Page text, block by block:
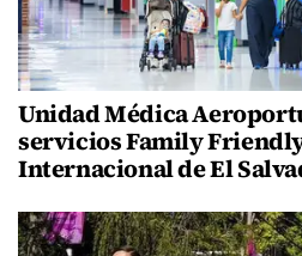
Unidad Médica
servicios Family
Internacional de El